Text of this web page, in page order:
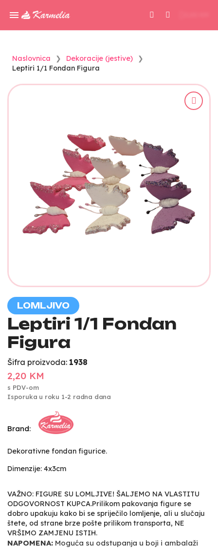
Naslovnica
Dekoracije (jestive)
Leptiri 1/1 Fondan Figura
LOMLJIVO
Leptiri 1/1 Fondan
Figura
Šifra proizvoda: 1938
2,20 KM
s PDV-om
Isporuka u roku 1-2 radna dana
Brand:
Dekorativne fondan figurice.
Dimenzije: 4x3cm
VAŽNO: FIGURE SU LOMLJIVE! ŠALJEMO NA VLASTITU
ODGOVORNOST KUPCA.Prilikom pakovanja figure se
dobro upakuju kako bi se spriječilo lomljenje, ali u slučaju
štete, od strane brze pošte prilikom transporta, NE
VRŠIMO ZAMJENU ISTIH.
NAPOMENA: Moguća su odstupanja u boji i ambalaži